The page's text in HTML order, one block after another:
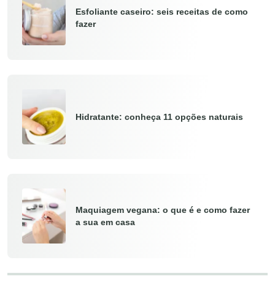
Esfoliante caseiro: seis receitas de como
fazer
Hidratante: conheça 11 opções naturais
Maquiagem vegana: o que é e como fazer
a sua em casa